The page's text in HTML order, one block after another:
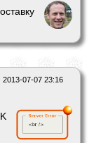
2013-07-07 23:16